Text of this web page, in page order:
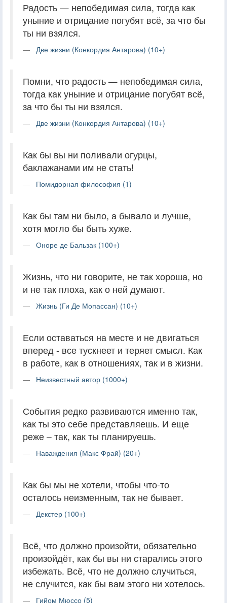
Радость — непобедимая сила, тогда как
уныние и отрицание погубят всё, за что бы
ты ни взялся.
Две жизни (Конкордия Антарова) (10+)
Помни, что радость — непобедимая сила,
тогда как уныние и отрицание погубят всё,
за что бы ты ни взялся.
Две жизни (Конкордия Антарова) (10+)
Как бы вы ни поливали огурцы,
баклажанами им не стать!
Помидорная философия (1)
Как бы там ни было, а бывало и лучше,
хотя могло бы быть хуже.
Оноре де Бальзак (100+)
Жизнь, что ни говорите, не так хороша, но
и не так плоха, как о ней думают.
Жизнь (Ги Де Мопассан) (10+)
Если оставаться на месте и не двигаться
вперед - все тускнеет и теряет смысл. Как
в работе, как в отношениях, так и в жизни.
Неизвестный автор (1000+)
События редко развиваются именно так,
как ты это себе представляешь. И еще
реже – так, как ты планируешь.
Наваждения (Макс Фрай) (20+)
Как бы мы не хотели, чтобы что-то
осталось неизменным, так не бывает.
Декстер (100+)
Всё, что должно произойти, обязательно
произойдёт, как бы вы ни старались этого
избежать. Всё, что не должно случиться,
не случится, как бы вам этого ни хотелось.
Гийом Мюссо (5)